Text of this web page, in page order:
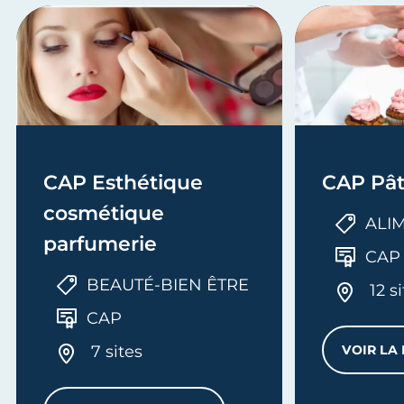
CAP Esthétique
cosmétique
parfumerie
BEAUTÉ-BIEN ÊTRE
CAP
7 sites
CAP
CAP
12
VOIR LA